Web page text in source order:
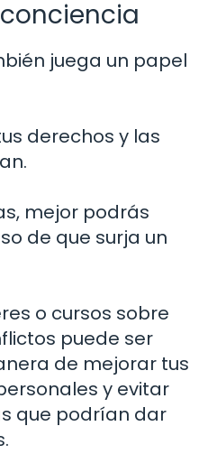
juega un papel
derechos y las
mejor podrás
de que surja un
o cursos sobre
puede ser
de mejorar tus
y evitar
que podrían dar